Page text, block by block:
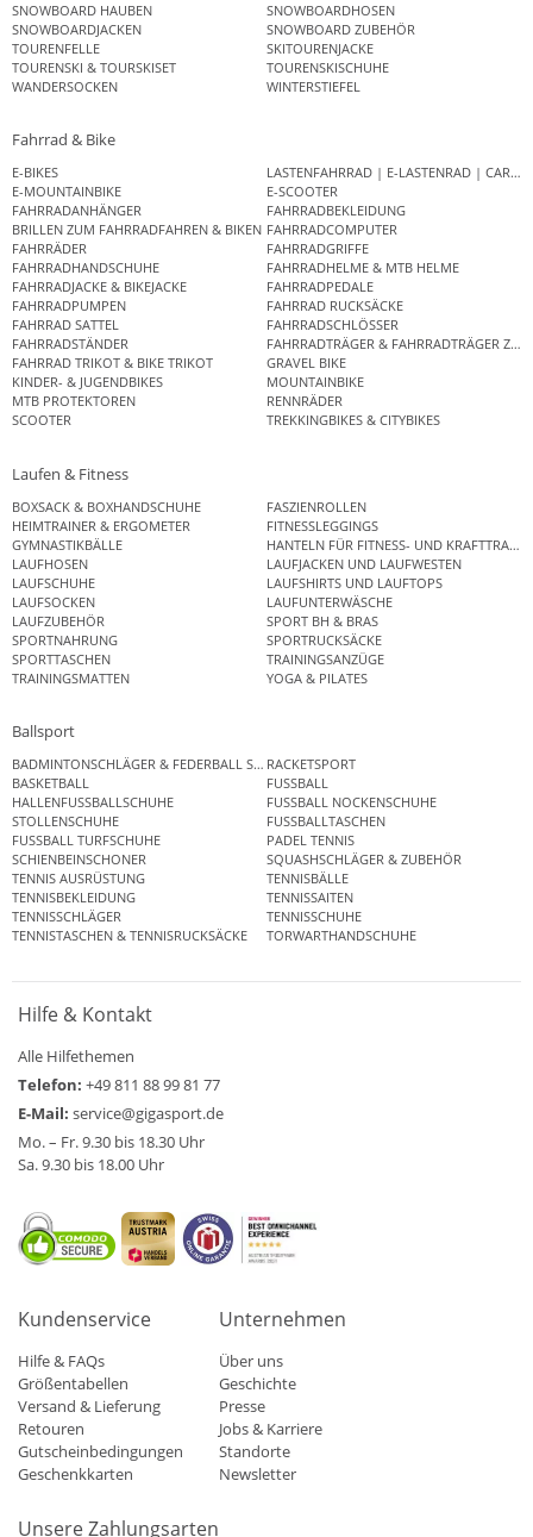
SNOWBOARD HAUBEN
SNOWBOARDHOSEN
SNOWBOARDJACKEN
SNOWBOARD ZUBEHÖR
TOURENFELLE
SKITOURENJACKE
TOURENSKI & TOURSKISET
TOURENSKISCHUHE
WANDERSOCKEN
WINTERSTIEFEL
Fahrrad & Bike
E-BIKES
LASTENFAHRRAD | E-LASTENRAD |
E-MOUNTAINBIKE
E-SCOOTER
FAHRRADANHÄNGER
FAHRRADBEKLEIDUNG
BRILLEN ZUM FAHRRADFAHREN & BIKEN FAHRRADCOMPUTER
FAHRRÄDER
FAHRRADGRIFFE
FAHRRADHANDSCHUHE
FAHRRADHELME & MTB HELME
FAHRRADJACKE & BIKEJACKE
FAHRRADPEDALE
FAHRRADPUMPEN
FAHRRAD RUCKSÄCKE
FAHRRAD SATTEL
FAHRRADSCHLÖSSER
FAHRRADSTÄNDER
FAHRRADTRÄGER & FAHRRADTRÄGER
FAHRRAD TRIKOT & BIKE TRIKOT
GRAVEL BIKE
KINDER- & JUGENDBIKES
MOUNTAINBIKE
MTB PROTEKTOREN
RENNRÄDER
SCOOTER
TREKKINGBIKES & CITYBIKES
Laufen & Fitness
BOXSACK & BOXHANDSCHUHE
FASZIENROLLEN
HEIMTRAINER & ERGOMETER
FITNESSLEGGINGS
GYMNASTIKBÄLLE
HANTELN FÜR FITNESS- UND
LAUFHOSEN
LAUFJACKEN UND LAUFWESTEN
LAUFSCHUHE
LAUFSHIRTS UND LAUFTOPS
LAUFSOCKEN
LAUFUNTERWÄSCHE
LAUFZUBEHÖR
SPORT BH & BRAS
SPORTNAHRUNG
SPORTRUCKSÄCKE
SPORTTASCHEN
TRAININGSANZÜGE
TRAININGSMATTEN
YOGA & PILATES
Ballsport
BADMINTONSCHLÄGER & FEDERBALL SETSRACKETSPORT
BASKETBALL
FUSSBALL
HALLENFUSSBALLSCHUHE
FUSSBALL NOCKENSCHUHE
STOLLENSCHUHE
FUSSBALLTASCHEN
FUSSBALL TURFSCHUHE
PADEL TENNIS
SCHIENBEINSCHONER
SQUASHSCHLÄGER & ZUBEHÖR
TENNIS AUSRÜSTUNG
TENNISBÄLLE
TENNISBEKLEIDUNG
TENNISSAITEN
TENNISSCHLÄGER
TENNISSCHUHE
TENNISTASCHEN & TENNISRUCKSÄCKE
TORWARTHANDSCHUHE
Hilfe & Kontakt
Alle Hilfethemen
Telefon: +49 811 88 99 81 77
E-Mail: service@gigasport.de
Mo. – Fr. 9.30 bis 18.30 Uhr
Sa. 9.30 bis 18.00 Uhr
Kundenservice
Hilfe & FAQs
Größentabellen
Versand & Lieferung
Retouren
Gutscheinbedingungen
Geschenkkarten
Unternehmen
Über uns
Geschichte
Presse
Jobs & Karriere
Standorte
Newsletter
Unsere Zahlungsarten